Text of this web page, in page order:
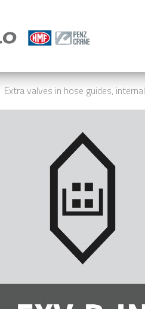
Extra valves in hose guides,